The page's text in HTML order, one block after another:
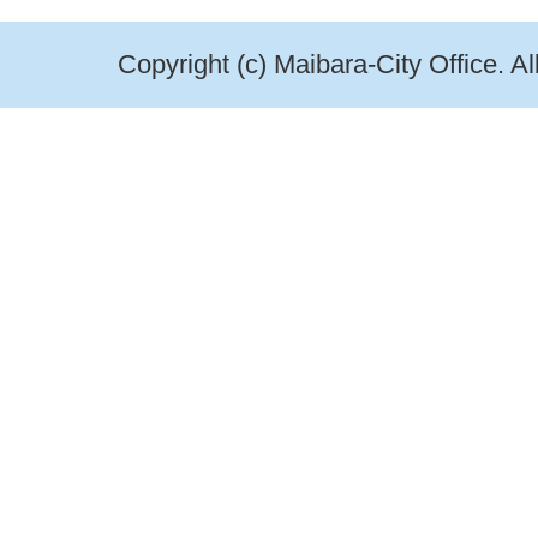
Copyright (c) Maibara-City Office.